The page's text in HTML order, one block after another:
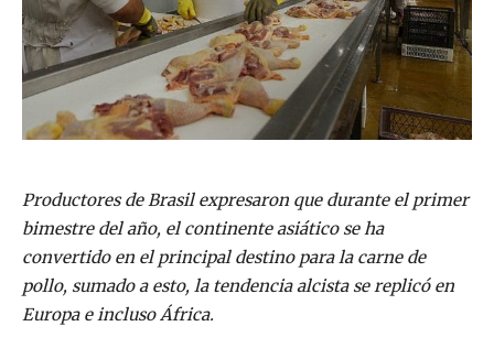
Productores de Brasil expresaron que durante el primer
bimestre del año, el continente asiático se ha
convertido en el principal destino para la carne de
pollo, sumado a esto, la tendencia alcista se replicó en
Europa e incluso África.